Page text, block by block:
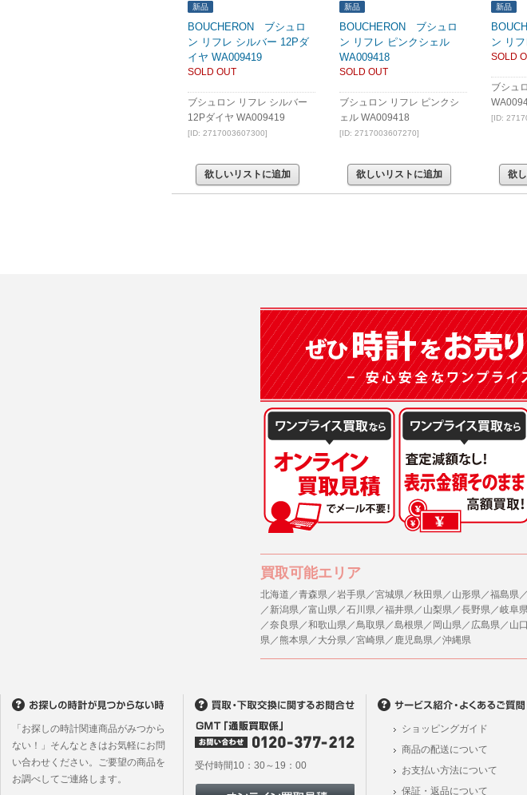
新品
BOUCHERON ブシュロ
ン リフレ シルバー 12Pダ
イヤ WA009419
SOLD OUT
ブシュロン リフレ シルバー
12Pダイヤ WA009419
[ID: 2717003607300]
欲しいリストに追加
新品
BOUCHERON ブシュロ
ン リフレ ピンクシェル
WA009418
SOLD OUT
ブシュロン リフレ ピンクシ
ェル WA009418
[ID: 2717003607270]
欲しいリストに追加
新品
ン リ
SOLD
ブシュ
[ID:
欲
買取可能エリア
北海道／青森県／岩手県／宮城県／秋田県／山形県／福島県
／新潟県／富山県／石川県／福井県／山梨県／長野県／岐
／奈良県／和歌山県／鳥取県／島根県／岡山県／広島県／
県／熊本県／大分県／宮崎県／鹿児島県／沖縄県
「お探しの時計関連商品がみつから
ない！」そんなときはお気軽にお問
い合わせください。ご要望の商品を
お調べしてご連絡します。
受付時間10：30～19：00
ショッピングガイド
商品の配送について
お支払い方法について
保証・返品について